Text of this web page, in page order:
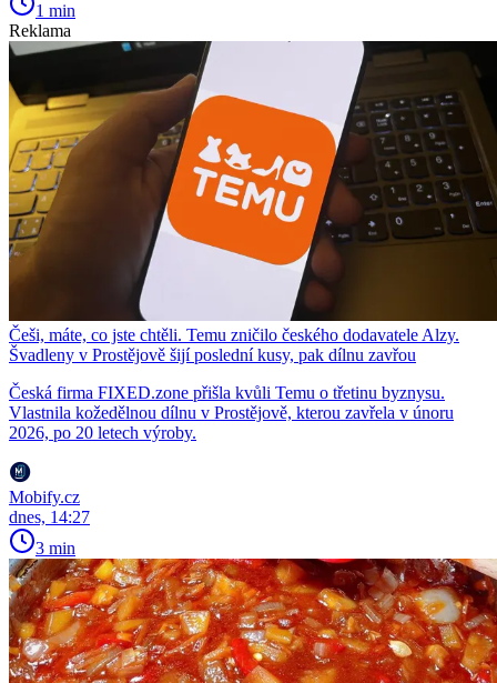
1 min
Reklama
Češi, máte, co jste chtěli. Temu zničilo českého dodavatele Alzy.
Švadleny v Prostějově šijí poslední kusy, pak dílnu zavřou
Česká firma FIXED.zone přišla kvůli Temu o třetinu byznysu.
Vlastnila kožedělnou dílnu v Prostějově, kterou zavřela v únoru
2026, po 20 letech výroby.
Mobify.cz
dnes, 14:27
3 min